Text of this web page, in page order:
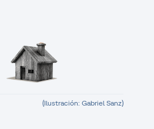
(Ilustración: Gabriel Sanz)